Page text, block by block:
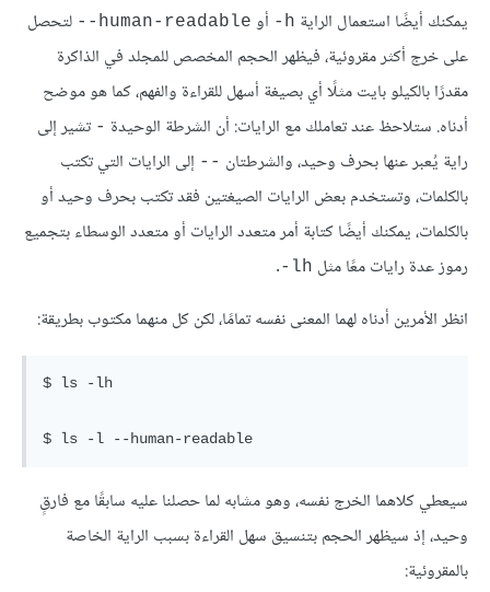
يمكنك أيضًا استعمال الراية h- أو human-readable--
لتحصل
على خرج أكثر مقروئية، فيظهر الحجم المخصص للمجلد في الذاكرة
مقدرًا بالكيلو بايت مثلًا أي بصيغة أسهل للقراءة والفهم، كما هو موضح
أدناه. ستلاحظ عند تعاملك مع الرايات: أن الشرطة الوحيدة - تشير إلى
راية يُعبر عنها بحرف وحيد، والشرطتان -- إلى الرايات التي تكتب
بالكلمات، وتستخدم بعض الرايات الصيغتين فقد تكتب بحرف وحيد أو
بالكلمات، يمكنك أيضًا كتابة أمر متعدد الرايات أو متعدد الوسطاء بتجميع
رموز عدة رايات معًا مثل lh-
.
انظر الأمرين أدناه لهما المعنى نفسه تمامًا، لكن كل منهما مكتوب بطريقة:
سيعطي كلاهما الخرج نفسه، وهو مشابه لما حصلنا عليه سابقًا مع فارقٍ
وحيد، إذ سيظهر الحجم بتنسيق سهل القراءة بسبب الراية الخاصة
بالمقروئية: